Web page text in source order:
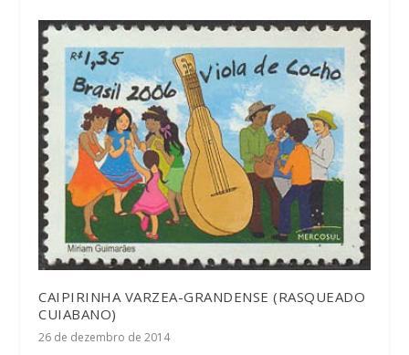
CAIPIRINHA VARZEA-GRANDENSE (RASQUEADO
CUIABANO)
26 de dezembro de 2014